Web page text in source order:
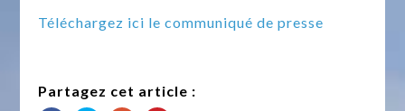
Téléchargez ici le communiqué de presse
Partagez cet article :